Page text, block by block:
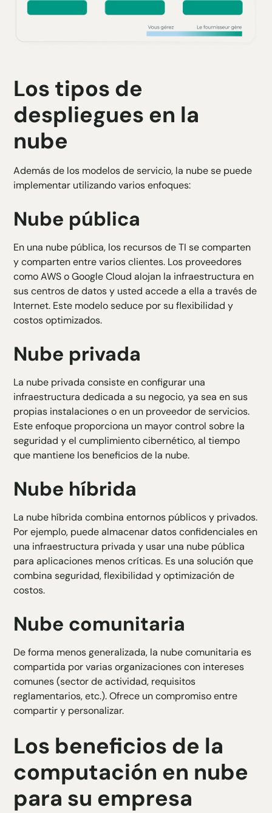
Los tipos de
despliegues en la
nube
Además de los modelos de servicio, la nube se puede
implementar utilizando varios enfoques:
Nube pública
En una nube pública, los recursos de TI se comparten
y comparten entre varios clientes. Los proveedores
como AWS o Google Cloud alojan la infraestructura en
sus centros de datos y usted accede a ella a través de
Internet. Este modelo seduce por su flexibilidad y
costos optimizados.
Nube privada
La nube privada consiste en configurar una
infraestructura dedicada a su negocio, ya sea en sus
propias instalaciones o en un proveedor de servicios.
Este enfoque proporciona un mayor control sobre la
seguridad y el cumplimiento cibernético, al tiempo
que mantiene los beneficios de la nube.
Nube híbrida
La nube híbrida combina entornos públicos y privados.
Por ejemplo, puede almacenar datos confidenciales en
una infraestructura privada y usar una nube pública
para aplicaciones menos críticas. Es una solución que
combina seguridad, flexibilidad y optimización de
costos.
Nube comunitaria
De forma menos generalizada, la nube comunitaria es
compartida por varias organizaciones con intereses
comunes (sector de actividad, requisitos
reglamentarios, etc.). Ofrece un compromiso entre
compartir y personalizar.
Los beneficios de la
computación en nube
para su empresa